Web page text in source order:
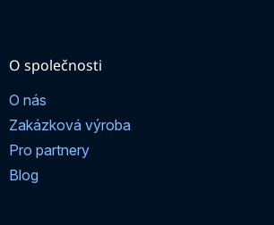
O společnosti
O nás
Zakázková výroba
Pro partnery
Blog